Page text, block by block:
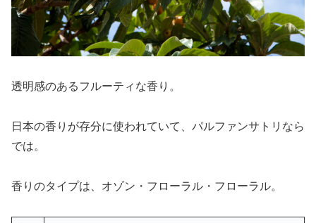
透明感のあるフルーティな香り。
日本の香りが存分に使われていて、パルファンサトリなら
では。
香りのタイプは、オゾン・フローラル・フローラル。